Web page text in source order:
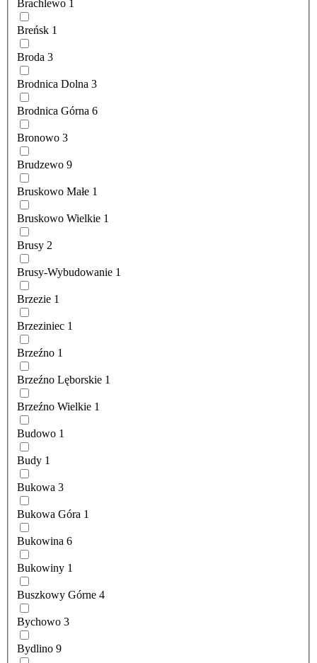
Brachlewo 1
Breńsk 1
Broda 3
Brodnica Dolna 3
Brodnica Górna 6
Bronowo 3
Brudzewo 9
Bruskowo Małe 1
Bruskowo Wielkie 1
Brusy 2
Brusy-Wybudowanie 1
Brzezie 1
Brzeziniec 1
Brzeźno 1
Brzeźno Lęborskie 1
Brzeźno Wielkie 1
Budowo 1
Budy 1
Bukowa 3
Bukowa Góra 1
Bukowina 6
Bukowiny 1
Buszkowy Górne 4
Bychowo 3
Bydlino 9